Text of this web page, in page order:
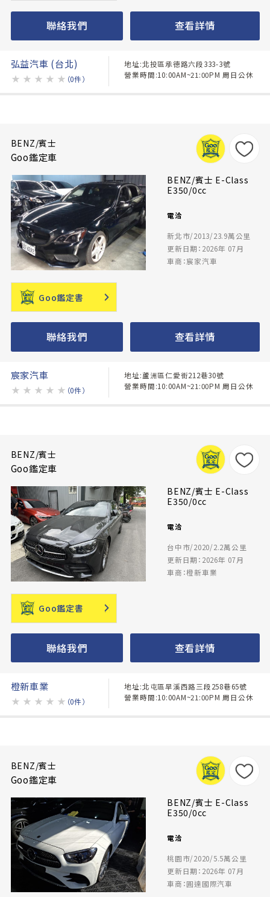
聯絡我們 查看詳情
弘益汽車 (台北)
★ ★ ★ ★ ★ （0件）
地址:北投區承德路六段333-3號
營業時間:10:00AM~21:00PM 周日公休
BENZ/賓士
Goo鑑定車
BENZ/賓士 E-Class
E350/0cc
電洽
新北市/2013/23.9萬公里
更新日期：2026年 07月
車商：宸家汽車
Goo鑑定書
聯絡我們 查看詳情
宸家汽車
★ ★ ★ ★ ★ （0件）
地址:蘆洲區仁愛街212巷30號
營業時間:10:00AM~21:00PM 周日公休
BENZ/賓士
Goo鑑定車
BENZ/賓士 E-Class
E350/0cc
電洽
台中市/2020/2.2萬公里
更新日期：2026年 07月
車商：橙新車業
Goo鑑定書
聯絡我們 查看詳情
橙新車業
★ ★ ★ ★ ★ （0件）
地址:北屯區旱溪西路三段258巷65號
營業時間:10:00AM~21:00PM 周日公休
BENZ/賓士
Goo鑑定車
BENZ/賓士 E-Class
E350/0cc
電洽
桃園市/2020/5.5萬公里
更新日期：2026年 07月
車商：圓達國際汽車